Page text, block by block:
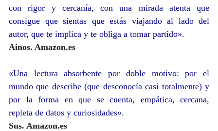
con rigor y cercanía, con una mirada atenta que
consigue que sientas que estás viajando al lado del
autor, que te implica y te obliga a tomar partido».
Ainos. Amazon.es
«Una lectura absorbente por doble motivo: por el
mundo que describe (que desconocía casi totalmente) y
por la forma en que se cuenta, empática, cercana,
repleta de datos y curiosidades».
Sus. Amazon.es